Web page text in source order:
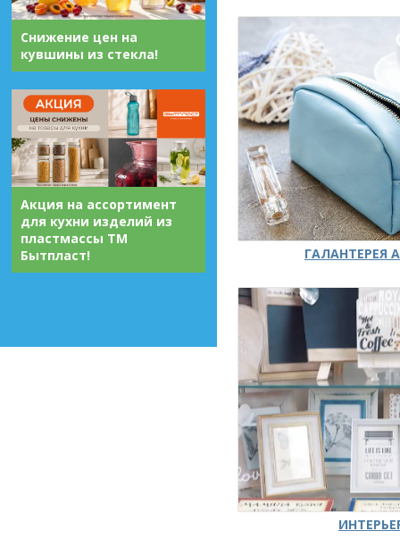
Снижение цен на
кувшины из стекла!
Акция на ассортимент
для кухни изделий из
пластмассы ТМ
Бытпласт!
ГАЛАНТЕРЕЯ